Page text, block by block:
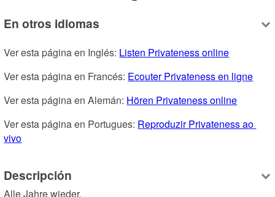
En otros idiomas
Ver esta página en Inglés: Listen Privateness online
Ver esta página en Francés: Ecouter Privateness en ligne
Ver esta página en Alemán: Hören Privateness online
Ver esta página en Portugues: Reproduzir Privateness ao
vivo
Descripción
Alle Jahre wieder.